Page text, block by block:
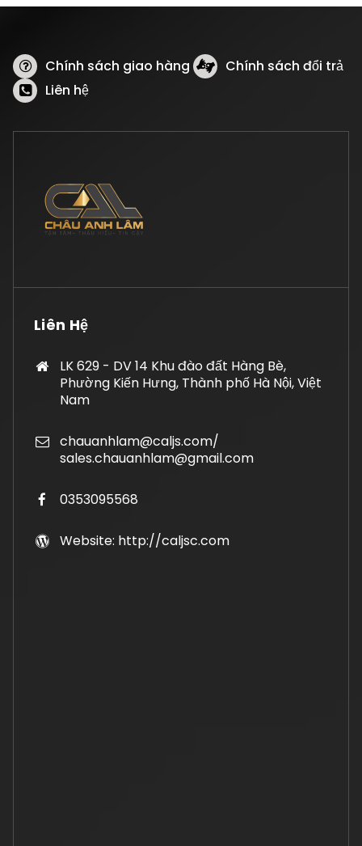
Chính sách giao hàng
Chính sách đổi trả
Liên hệ
Liên Hệ
LK 629 - DV 14 Khu đào đất Hàng Bè,
Phường Kiến Hưng, Thành phố Hà Nội, Việt
Nam
chauanhlam@caljs.com/
sales.chauanhlam@gmail.com
0353095568
Website: http://caljsc.com